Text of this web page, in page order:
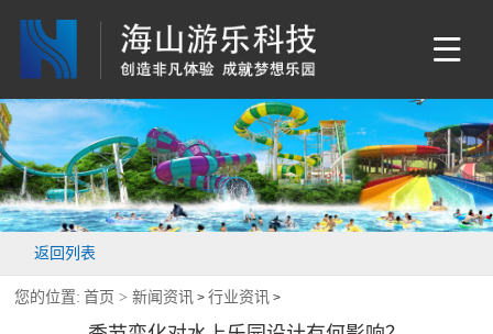
返回列表
您的位置: 首页 >新闻资讯 >行业资讯 >